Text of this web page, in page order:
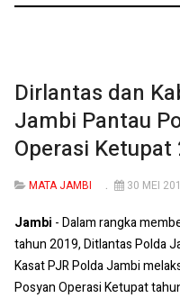
Dirlantas dan
Jambi Pantau
Operasi Ketupat
MATA JAMBI 30 MEI
Jambi - Dalam rangka
tahun 2019, Ditlantas Polda
Kasat PJR Polda Jambi
Posyan Operasi Ketupat